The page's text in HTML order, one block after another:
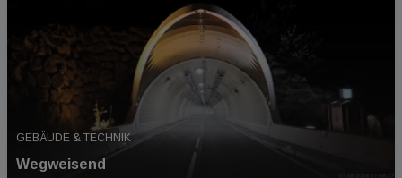
GEBÄUDE & TECHNIK
Wegweisend